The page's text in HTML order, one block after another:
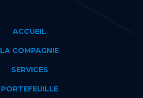
ACCUEIL
LA COMPAGNIE
SERVICES
PORTEFEUILLE